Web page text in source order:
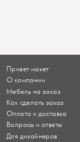
Привет макет
О компании
Мебель на заказ
Как сделать заказ
Оплата и доставка
Вопросы и ответы
Для дизайнеров